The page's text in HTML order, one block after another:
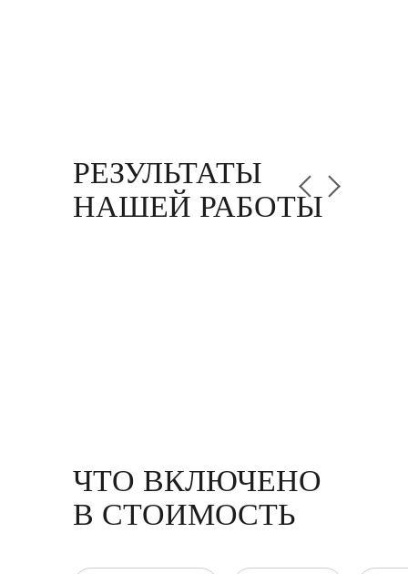
РЕЗУЛЬТАТЫ
НАШЕЙ РАБОТЫ
ЧТО ВКЛЮЧЕНО
В СТОИМОСТЬ